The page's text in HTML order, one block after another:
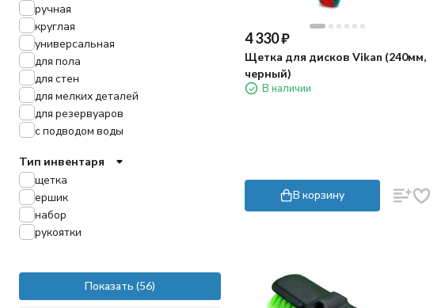
4 330₽
Щетка для дисков Vikan (240мм,
черный)
В наличии
В корзину
ручная
круглая
универсальная
для пола
для стен
для мелких деталей
для резервуаров
с подводом воды
Тип инвентаря
щетка
ершик
набор
рукоятки
Показать